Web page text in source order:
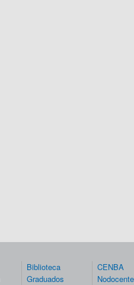
Biblioteca
Graduados
CENBA